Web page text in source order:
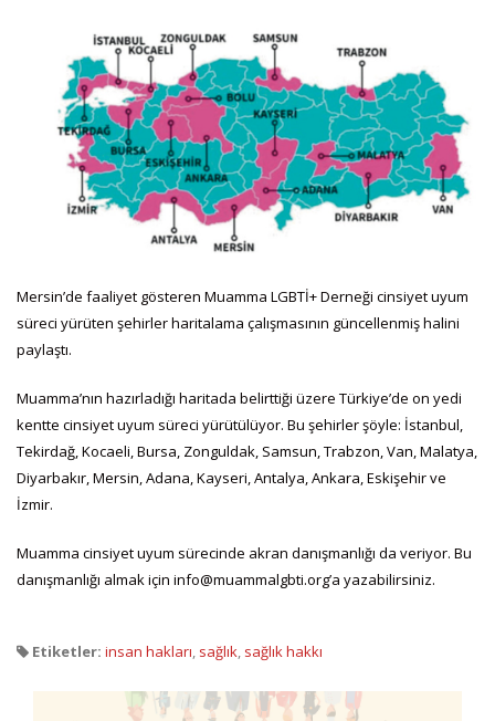
Mersin’de faaliyet gösteren Muamma LGBTİ+ Derneği cinsiyet uyum
süreci yürüten şehirler haritalama çalışmasının güncellenmiş halini
paylaştı.
Muamma’nın hazırladığı haritada belirttiği üzere Türkiye’de on yedi
kentte cinsiyet uyum süreci yürütülüyor. Bu şehirler şöyle: İstanbul,
Tekirdağ, Kocaeli, Bursa, Zonguldak, Samsun, Trabzon, Van, Malatya,
Diyarbakır, Mersin, Adana, Kayseri, Antalya, Ankara, Eskişehir ve
İzmir.
Muamma cinsiyet uyum sürecinde akran danışmanlığı da veriyor. Bu
danışmanlığı almak için info@muammalgbti.org’a yazabilirsiniz.
Etiketler: insan hakları, sağlık, sağlık hakkı